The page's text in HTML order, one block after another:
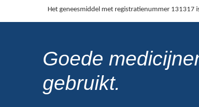
Het geneesmiddel met registratienummer 131317
Goede
gebruikt.